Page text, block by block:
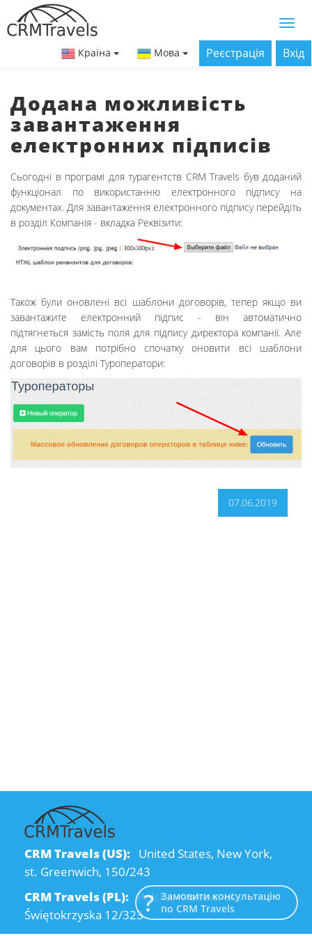
Країна Мова Реєстрація Вхід
Додана можливість
завантаження
електронних підписів
Сьогодні в програмі для турагентств CRM Travels був доданий
функціонал по використанню електронного підпису на
документах. Для завантаження електронного підпису перейдіть
в розділ Компанія - вкладка Реквізити:
Також були оновлені всі шаблони договорів, тепер якщо ви
завантажите електронний підпис - він автоматично
підтягнеться замість поля для підпису директора компанії. Але
для цього вам потрібно спочатку оновити всі шаблони
договорів в розділі Туроператори:
07.06.2019
CRM Travels (US): United States, New York,
st. Greenwich, 150/243
CRM Travels (PL): Polska, Kraków, ul.
Świętokrzyska 12/323
Замовити консультацію
по CRM Travels